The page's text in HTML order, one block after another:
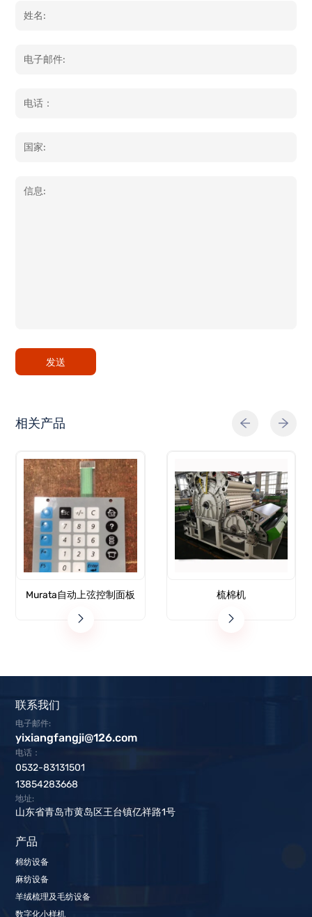
发送
相关产品
Murata自动上弦控制面板 梳棉机
联系我们
电子邮件:
yixiangfangji@126.com
电话：
0532-83131501
13854283668
地址:
山东省青岛市黄岛区王台镇亿祥路1号
产品
棉纺设备
麻纺设备
羊绒梳理及毛纺设备
数字化小样机